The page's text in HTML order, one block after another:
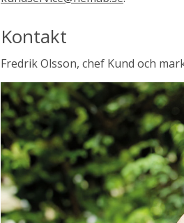
Kontakt
Fredrik Olsson, chef Kund och